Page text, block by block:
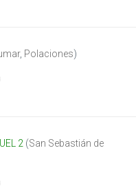
, Polaciones)
2 (San Sebastián de